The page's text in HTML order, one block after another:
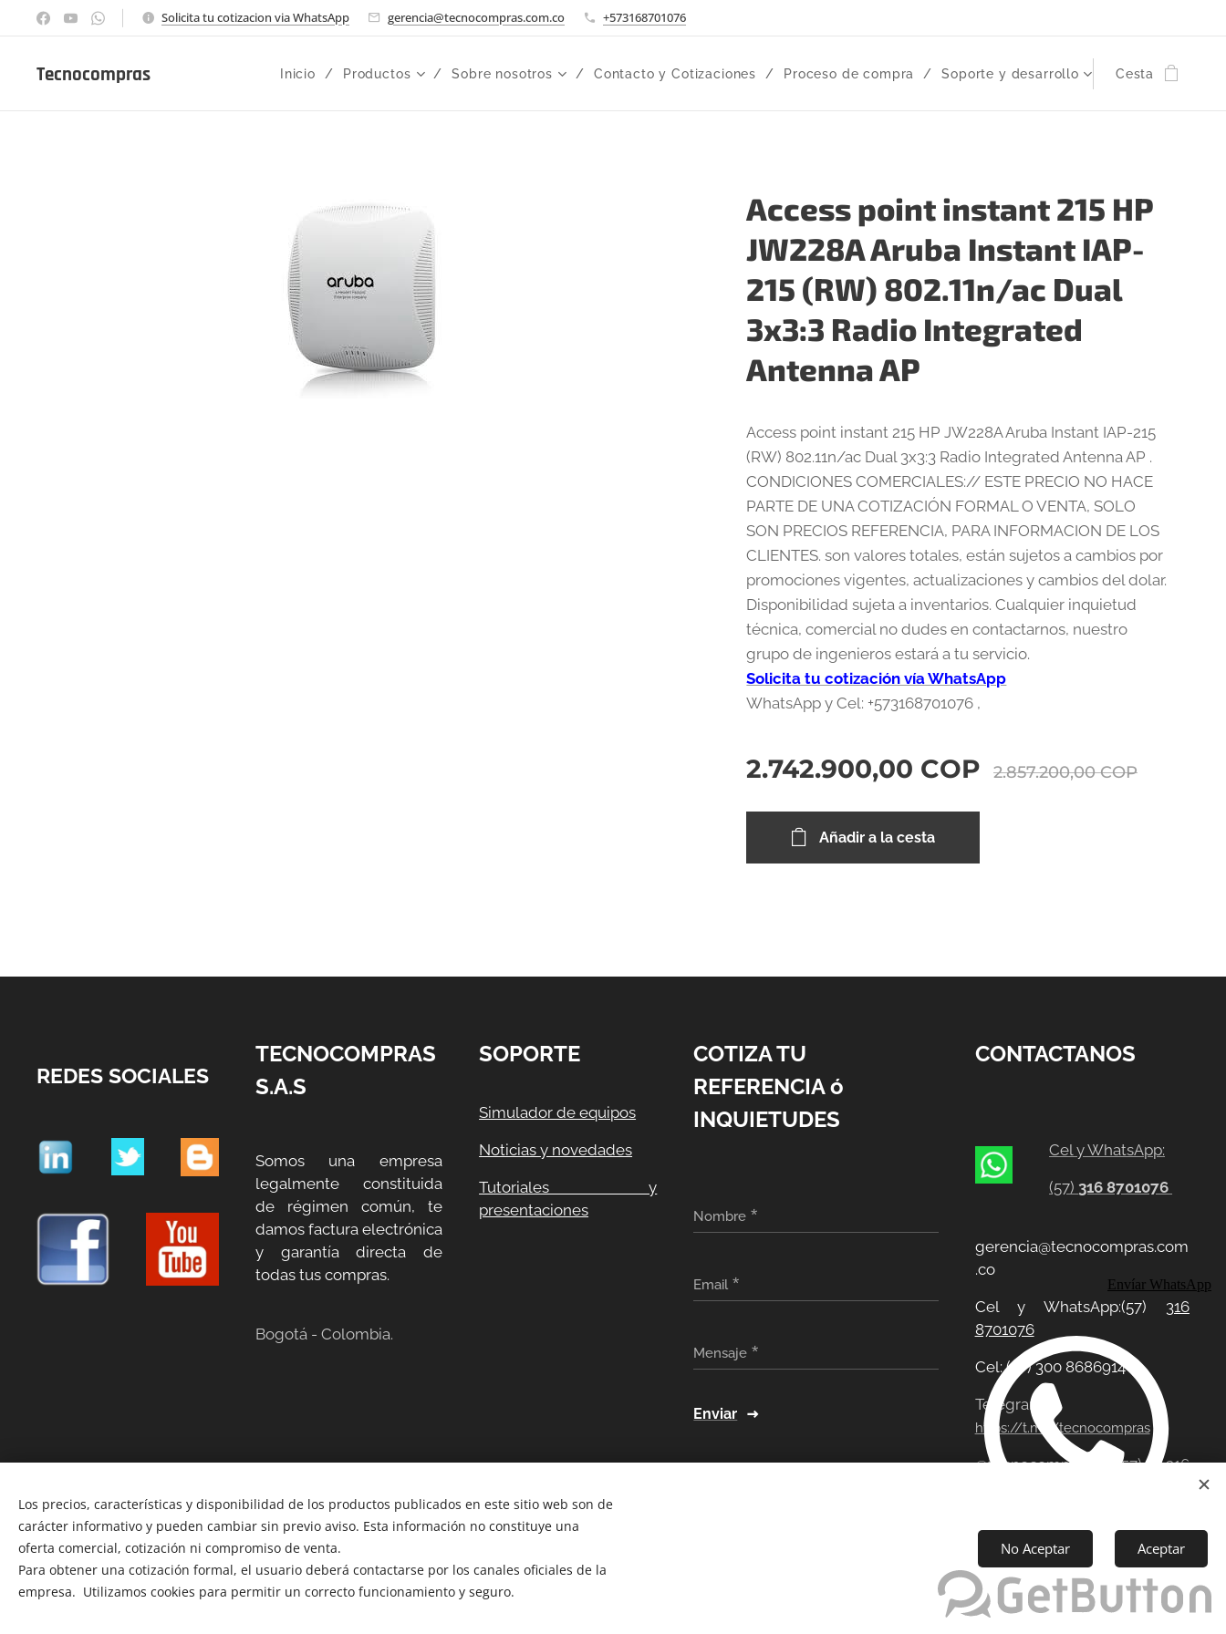
Solicita tu cotizacion via WhatsApp gerencia@tecnocompras.com.co +573168701076
Tecnocompras Inicio Productos Sobre nosotros Contacto y Cotizaciones Proceso de compra Soporte y desarrollo Cesta
Access point instant 215 HP
JW228A Aruba Instant IAP-
215 (RW) 802.11n/ac Dual
3x3:3 Radio Integrated
Antenna AP
Access point instant 215 HP JW228A Aruba Instant IAP-215
(RW) 802.11n/ac Dual 3x3:3 Radio Integrated Antenna AP .
CONDICIONES COMERCIALES:// ESTE PRECIO NO HACE
PARTE DE UNA COTIZACIÓN FORMAL O VENTA, SOLO
SON PRECIOS REFERENCIA, PARA INFORMACION DE LOS
CLIENTES. son valores totales, están sujetos a cambios por
promociones vigentes, actualizaciones y cambios del dolar.
Disponibilidad sujeta a inventarios. Cualquier inquietud
técnica, comercial no dudes en contactarnos, nuestro
grupo de ingenieros estará a tu servicio.
Solicita tu cotización vía WhatsApp
WhatsApp y Cel: +573168701076 ,
2.742.900,00 COP 2.857.200,00COP
Añadir a la cesta
REDES SOCIALES
TECNOCOMPRAS
S.A.S
Somos una empresa
legalmente constituida
de régimen común, te
damos factura electrónica
y garantía directa de
todas tus compras.
Bogotá - Colombia.
SOPORTE
Simulador de equipos
Noticias y novedades
Tutoriales y
presentaciones
COTIZA TU
REFERENCIA ó
INQUIETUDES
Nombre
Email
Mensaje
Enviar
CONTACTANOS
Cel y WhatsApp:
(57) 316 8701076
gerencia@tecnocompras.com
.co
Cel y WhatsApp:(57) 316
8701076
Cel: (57) 300 8686914
Telegram:
https://t.me/tecnocompras
@tecnocompras;
(57) 316
Los precios, características y disponibilidad de los productos publicados en este sitio web son de
carácter informativo y pueden cambiar sin previo aviso. Esta información no constituye una
oferta comercial, cotización ni compromiso de venta.
Para obtener una cotización formal, el usuario deberá contactarse por los canales oficiales de la
empresa. Utilizamos cookies para permitir un correcto funcionamiento y seguro.
No Aceptar Aceptar
Envíar WhatsApp